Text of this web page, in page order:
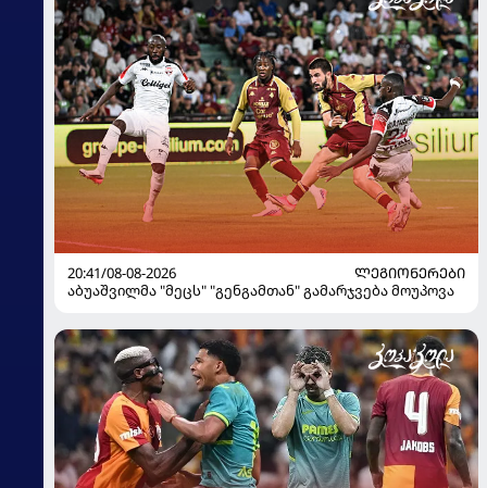
20:41/08-08-2026
ᲚᲔᲒᲘᲝᲜᲔᲠᲔᲑᲘ
აბუაშვილმა "მეცს" "გენგამთან" გამარჯვება მოუპოვა